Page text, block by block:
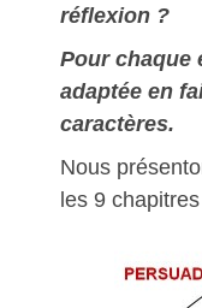
réflexion ?
Pour chaque
adaptée en
caractères.
Nous
les 9